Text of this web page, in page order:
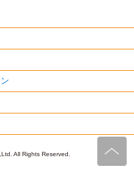
All Rights Reserved.